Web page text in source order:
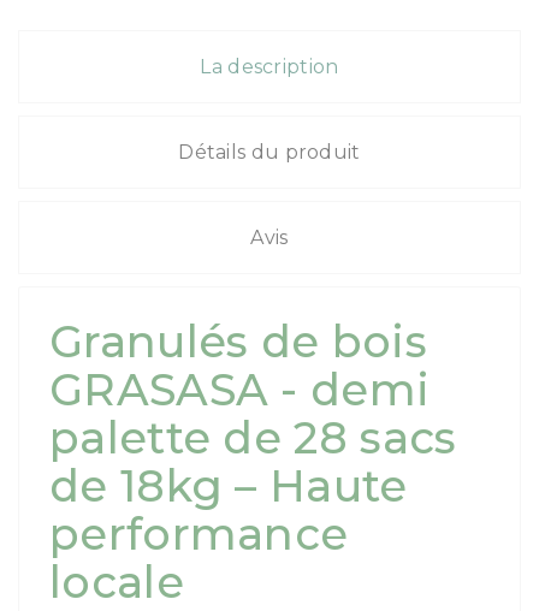
La description
Détails du produit
Avis
Granulés de bois
GRASASA - demi
palette de 28 sacs
de 18kg – Haute
performance
locale